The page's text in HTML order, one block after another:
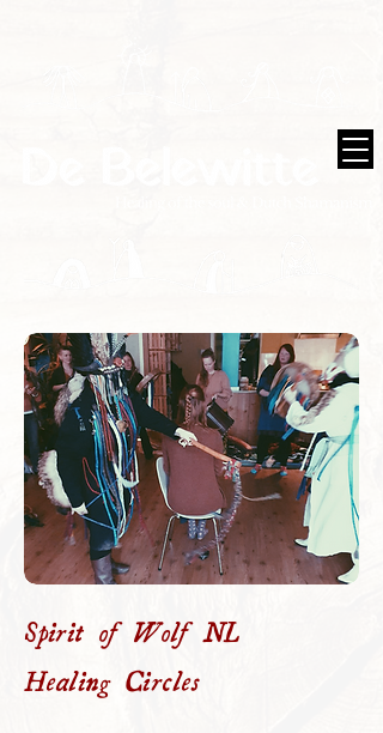
Spirit of Wolf NL
Healing Circles